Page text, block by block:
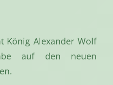
König Alexander Wolf
auf den neuen